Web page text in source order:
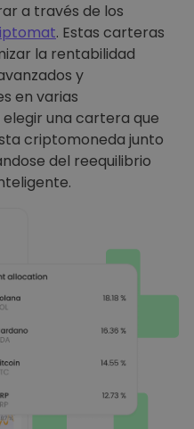
a través de los
. Estas carteras
la rentabilidad
y
en varias
una cartera que
criptomoneda junto
del reequilibrio